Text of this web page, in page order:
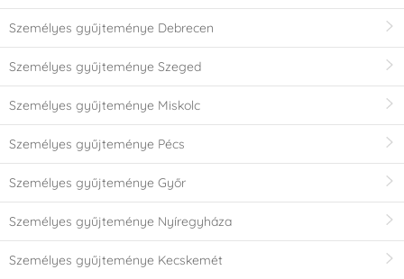
Személyes gyűjteménye Debrecen
Személyes gyűjteménye Szeged
Személyes gyűjteménye Miskolc
Személyes gyűjteménye Pécs
Személyes gyűjteménye Győr
Személyes gyűjteménye Nyíregyháza
Személyes gyűjteménye Kecskemét